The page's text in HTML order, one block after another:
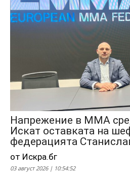
Напрежение в ММА
Искат оставката на
федерацията
от Искра.бг
03 август 2026 | 10:54:52